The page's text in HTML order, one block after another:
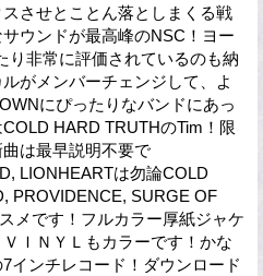
させとことん落としまくる戦
ウンドが最高峰のNSC！ヨー
り非常に評価されているのも納
がメンバーチェンジして、よ
にぴったりなバンドにあっ
HARD TRUTHのTim！限
は最早説明不要で
LIONHEARTは勿論COLD
PROVIDENCE, SURGE OF
メです！フルカラー厚紙ジャケ
ＩＮＹＬもカラーです！かな
インチレコード！ダウンロード